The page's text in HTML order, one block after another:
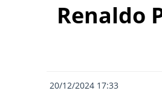
Renaldo
20/12/2024 17:33